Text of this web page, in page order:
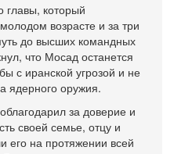
главы, который
возрасте и за три
до высших командных
что Мосад останется
с иранской угрозой и не
ядерного оружия.
за доверие и
своей семье, отцу и
его на протяжении всей